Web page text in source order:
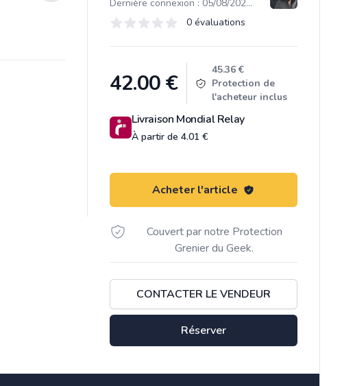
Dernière connexion : 05/08/2026 12:37
Évaluations
0 sur 5 étoiles 0 évaluations
42.00€
45.36 €
Protection de
l'acheteur inclus
Livraison Mondial Relay
À partir de 4.01 €
Acheter l'article
Couvert par notre Protection
Grenier du Geek.
CONTACTER LE VENDEUR
Réserver